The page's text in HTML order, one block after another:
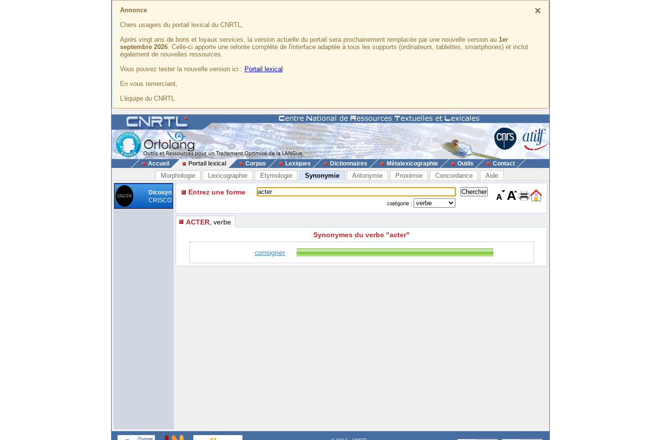
×
Annonce
Chers usagers du portail lexical du CNRTL,
Après vingt ans de bons et loyaux services, la version actuelle du portail sera prochainement remplacée par une nouvelle version au 1er
septembre 2026. Celle-ci apporte une refonte complète de l'interface adaptée à tous les supports (ordinateurs, tablettes, smartphones) et inclut
également de nouvelles ressources.
Vous pouvez tester la nouvelle version ici : Portail lexical
En vous remerciant,
L'équipe du CNRTL
Accueil Portail lexical Corpus Lexiques Dictionnaires Métalexicographie Outils Contact
Morphologie Lexicographie Etymologie Synonymie Antonymie Proxémie Concordance Aide
Dicosyn
CRISCO
Entrez une forme
catégorie :
ACTER , verbe
Synonymes du verbe "acter"
consigner